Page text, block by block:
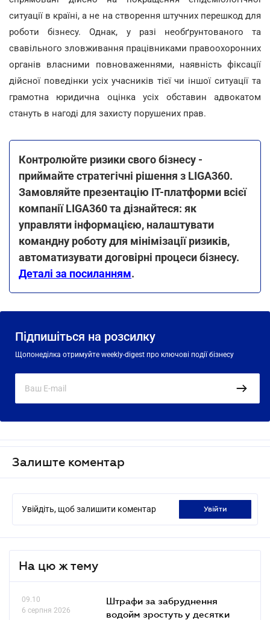
ситуації в країні, а не на створення штучних перешкод для
роботи бізнесу. Однак, у разі необґрунтованого та
свавільного зловживання працівниками правоохоронних
органів власними повноваженнями, наявність фіксації
дійсної поведінки усіх учасників тієї чи іншої ситуації та
грамотна юридична оцінка усіх обставин адвокатом
стануть в нагоді для захисту порушених прав.
Контролюйте ризики свого бізнесу -
приймайте стратегічні рішення з LIGA360.
Замовляйте презентацію IT-платформи всієї
компанії LIGA360 та дізнайтеся: як
управляти інформацією, налаштувати
командну роботу для мінімізації ризиків,
автоматизувати договірні процеси бізнесу.
Деталі за посиланням.
Підпишіться на розсилку
Щопонеділка отримуйте weekly-digest про ключові події бізнесу
Залиште коментар
Увійдіть, щоб залишити коментар увійти
На цю ж тему
09.10
6 серпня 2026
Штрафи за забруднення
водойм зростуть у десятки